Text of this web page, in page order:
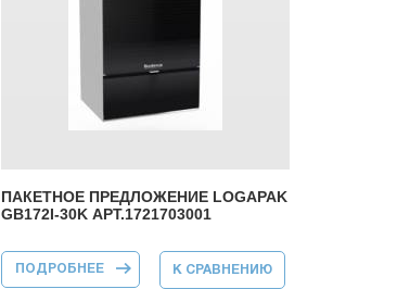
ПАКЕТНОЕ ПРЕДЛОЖЕНИЕ LOGAPAK
GB172I-30K АРТ.1721703001
К СРАВНЕНИЮ
ПОДРОБНЕЕ О ПАКЕТНОЕ
ПРЕДЛОЖЕНИЕ